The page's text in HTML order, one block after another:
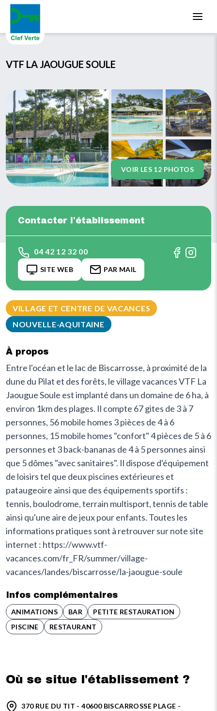
VTF LA JAOUGUE SOULE
VOIR LES 12 PHOTOS
VILLAGE ET CENTRE DE VACANCES
NOUVELLE-AQUITAINE
À propos
Entre l'océan et le lac de Biscarrosse, à proximité de la
dune du Pilat et des forêts, le village vacances VTF La
Jaougue Soule est implanté dans un domaine de 6 ha, à
environ 1km des plages. Il compte 67 gites de 3 à 7
personnes, 56 mobile homes 3 pièces de 4 à 6
personnes, 15 mobile homes "confort" 4 pièces de 5 à 6
personnes et 3 back-bananas de 4 à 5 personnes ainsi
que 5 dômes "avec sanitaires". Il dispose d'équipement
de loisirs tel que deux piscines extérieures et
pataugeoire ainsi que des équipements sportifs :
tennis, boulodrome, terrain multisport, tennis de table
ainsi qu'une aire de jeux pour enfants. Toutes les
informations pratiques sont à retrouver sur note site
internet : https://www.vtf-
vacances.com/fr_FR/summer/village-
vacances/landes/biscarrosse/la-jaougue-soule
Infos complémentaires
ANIMATIONS BAR
PETITE RESTAURATION
PISCINE
RESTAURANT
Contacter l'établissement
04 42 12 32 00
SITE WEB PAR MAIL
Où se situe l'établissement ?
370 RUE DU TIT - 40600 BISCARROSSE PLAGE -